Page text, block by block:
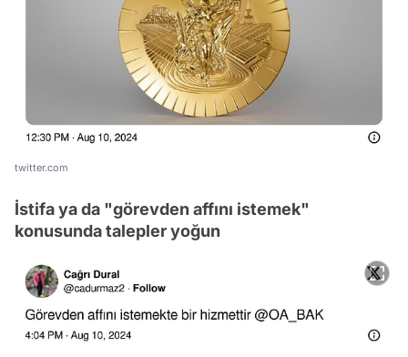
twitter.com
İstifa ya da "görevden affını istemek"
konusunda talepler yoğun